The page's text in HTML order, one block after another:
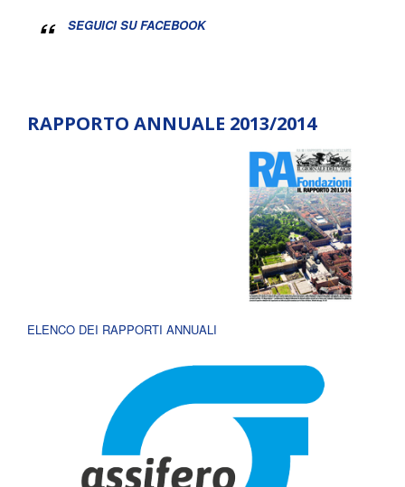
SEGUICI SU FACEBOOK
RAPPORTO ANNUALE 2013/2014
ELENCO DEI RAPPORTI ANNUALI